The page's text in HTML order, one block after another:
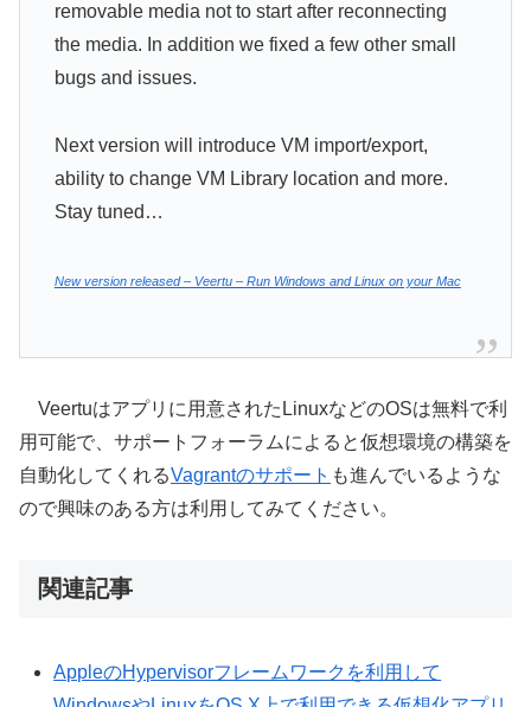
removable media not to start after reconnecting
the media. In addition we fixed a few other small
bugs and issues.
Next version will introduce VM import/export,
ability to change VM Library location and more.
Stay tuned…
New version released – Veertu – Run Windows and Linux on your Mac
Veertuはアプリに用意されたLinuxなどのOSは無料で利
用可能で、サポートフォーラムによると仮想環境の構築を
自動化してくれるVagrantのサポート も進んでいるような
ので興味のある方は利用してみてください。
関連記事
AppleのHypervisorフレームワークを利用して